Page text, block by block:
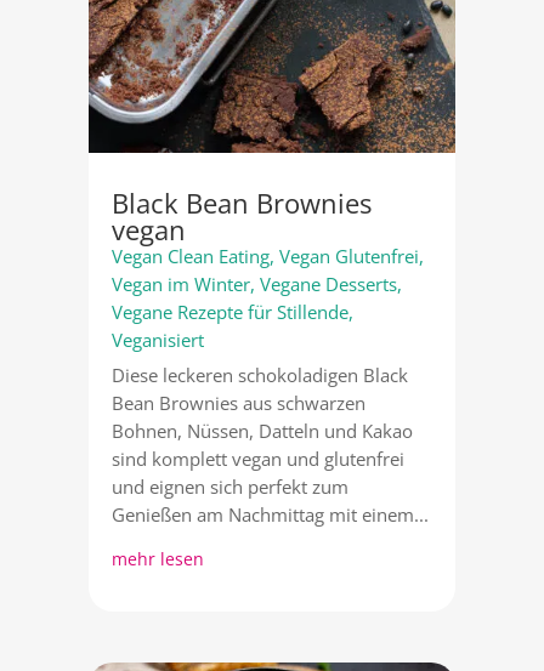
Black Bean Brownies
vegan
Vegan Clean Eating, Vegan Glutenfrei,
Vegan im Winter, Vegane Desserts,
Vegane Rezepte für Stillende,
Veganisiert
Diese leckeren schokoladigen Black
Bean Brownies aus schwarzen
Bohnen, Nüssen, Datteln und Kakao
sind komplett vegan und glutenfrei
und eignen sich perfekt zum
Genießen am Nachmittag mit einem...
mehr lesen